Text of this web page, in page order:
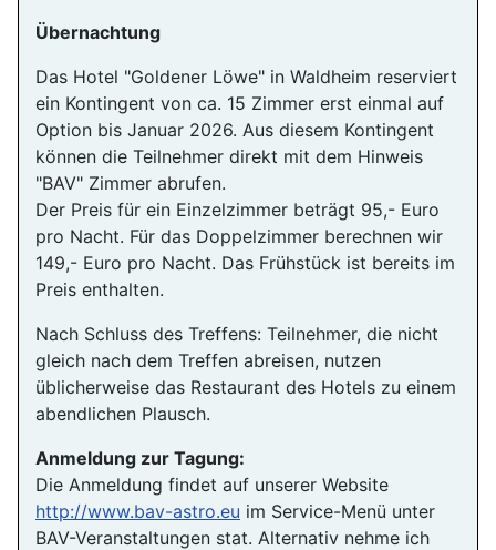
Übernachtung
Das Hotel "Goldener Löwe" in Waldheim reserviert
ein Kontingent von ca. 15 Zimmer erst einmal auf
Option bis Januar 2026. Aus diesem Kontingent
können die Teilnehmer direkt mit dem Hinweis
"BAV" Zimmer abrufen.
Der Preis für ein Einzelzimmer beträgt 95,- Euro
pro Nacht. Für das Doppelzimmer berechnen wir
149,- Euro pro Nacht. Das Frühstück ist bereits im
Preis enthalten.
Nach Schluss des Treffens: Teilnehmer, die nicht
gleich nach dem Treffen abreisen, nutzen
üblicherweise das Restaurant des Hotels zu einem
abendlichen Plausch.
Anmeldung zur Tagung:
Die Anmeldung findet auf unserer Website
http://www.bav-astro.eu im Service-Menü unter
BAV-Veranstaltungen stat. Alternativ nehme ich